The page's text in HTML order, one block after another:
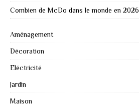
Combien de McDo dans le monde en 2026
Aménagement
Décoration
Eléctricité
Jardin
Maison